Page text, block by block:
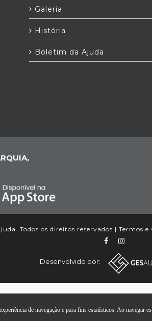
Galeria
História
Boletim da Ajuda
Todos os direitos reservados | Termos e
Desenvolvido por:
de navegação e para fins estatísticos. Ao navegar